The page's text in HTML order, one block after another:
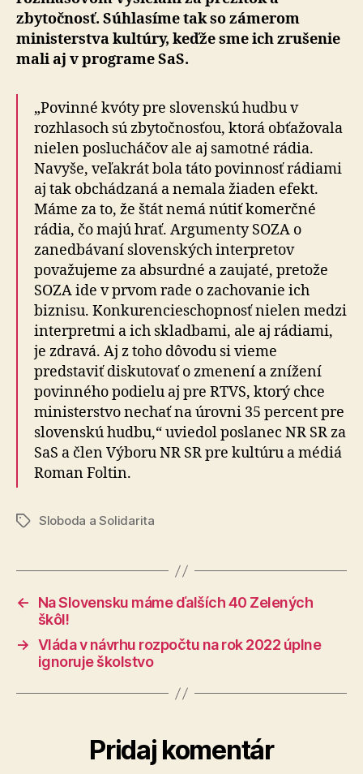
zbytočnosť. Súhlasíme tak so zámerom
ministerstva kultúry, keďže sme ich zrušenie
mali aj v programe SaS.
„Povinné kvóty pre slovenskú hudbu v
rozhlasoch sú zbytočnosťou, ktorá obťažovala
nielen poslucháčov ale aj samotné rádia.
Navyše, veľakrát bola táto povinnosť rádiami
aj tak obchádzaná a nemala žiaden efekt.
Máme za to, že štát nemá nútiť komerčné
rádia, čo majú hrať. Argumenty SOZA o
zanedbávaní slovenských interpretov
považujeme za absurdné a zaujaté, pretože
SOZA ide v prvom rade o zachovanie ich
biznisu. Konkurencieschopnosť nielen medzi
interpretmi a ich skladbami, ale aj rádiami,
je zdravá. Aj z toho dôvodu si vieme
predstaviť diskutovať o zmenení a znížení
povinného podielu aj pre RTVS, ktorý chce
ministerstvo nechať na úrovni 35 percent pre
slovenskú hudbu,“ uviedol poslanec NR SR za
SaS a člen Výboru NR SR pre kultúru a médiá
Roman Foltin.
ZnačkySloboda a Solidarita
←
Na Slovensku máme ďalších 40 Zelených
škôl!
→ Vláda v návrhu rozpočtu na rok 2022 úplne
ignoruje školstvo
Pridaj komentár